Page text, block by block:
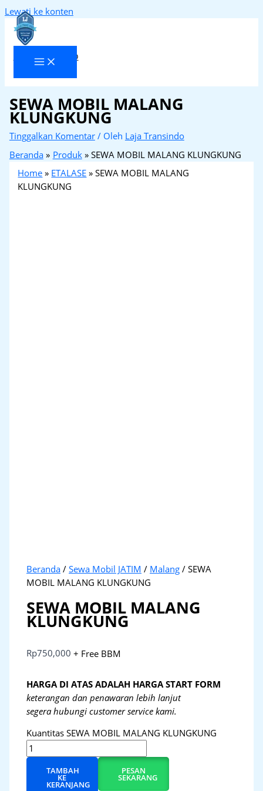
Lewati ke konten
Laja Transindo
SEWA MOBIL MALANG
KLUNGKUNG
Tinggalkan Komentar / Oleh Laja Transindo
Beranda
Produk
SEWA MOBIL MALANG KLUNGKUNG
Home » ETALASE »SEWA MOBIL MALANG
KLUNGKUNG
Beranda /Sewa Mobil JATIM / Malang / SEWA
MOBIL MALANG KLUNGKUNG
SEWA MOBIL MALANG
KLUNGKUNG
Rp750,000 + Free BBM
HARGA DI ATAS ADALAH HARGA START FORM
keterangan dan penawaran lebih lanjut
segera hubungi customer service kami.
Kuantitas SEWA MOBIL MALANG KLUNGKUNG
TAMBAH
KE
KERANJANG
PESAN
SEKARANG